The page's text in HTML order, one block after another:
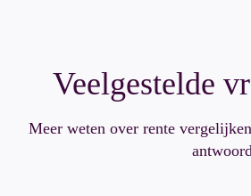
Veelgestelde
Meer weten over rente